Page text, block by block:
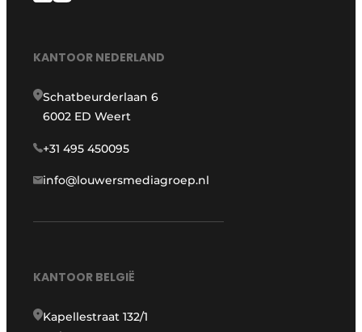
KANTOOR NEDERLAND
Schatbeurderlaan 6
6002 ED Weert
+31 495 450095
info@louwersmediagroep.nl
KANTOOR BELGIË
Kapellestraat 132/1